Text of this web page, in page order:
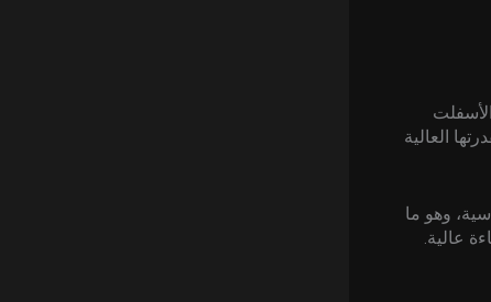
العالية
وهو ما
عالية.